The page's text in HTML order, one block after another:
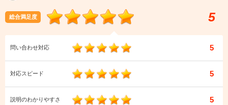
総合満足度 5
問い合わせ対応 5
対応スピード 5
説明のわかりやすさ 5